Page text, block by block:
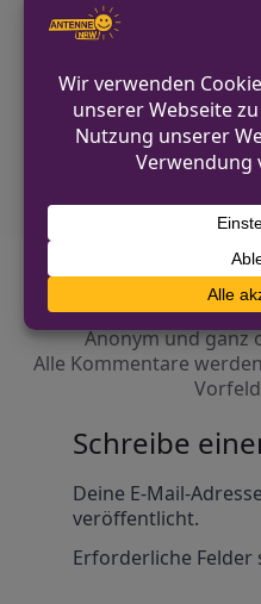
VORHERIGER
Fahrer ohne
Warendorf:
Anonym und ganz
Alle Kommentare
Schreibe
Deine E-Mail-
veröffentlicht.
Erforderliche Felder